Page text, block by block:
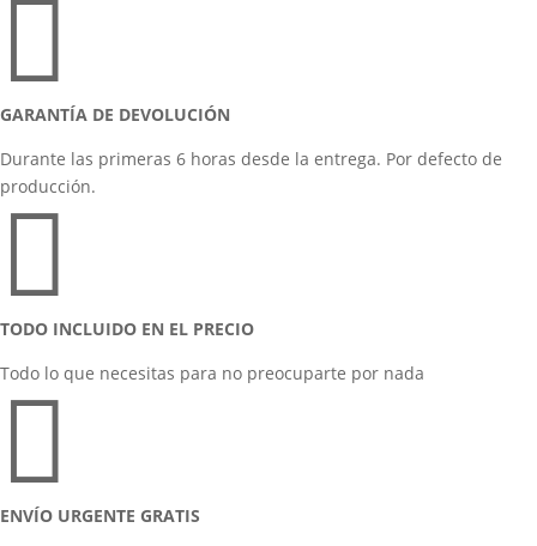

GARANTÍA DE DEVOLUCIÓN
Durante las primeras 6 horas desde la entrega. Por defecto de
producción.

TODO INCLUIDO EN EL PRECIO
Todo lo que necesitas para no preocuparte por nada

ENVÍO URGENTE GRATIS